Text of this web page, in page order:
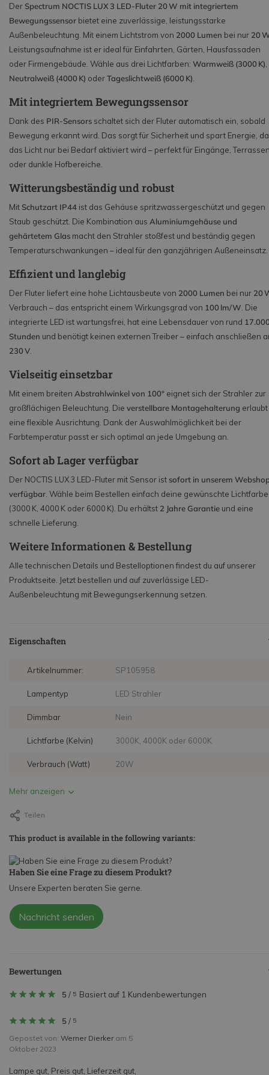
Der Spectrum NOCTIS LUX 3 LED-Fluter 20 W mit integriertem
Bewegungssensor bietet eine zuverlässige, leistungsstarke
Außenbeleuchtung. Mit einem Lichtstrom von 2000 Lumen bei nur 20
Leistungsaufnahme ist er ideal für Einfahrten, Gärten, Hausfassaden
oder Firmengebäude. Wähle aus drei Lichtfarben: Warmweiß (3000 K),
Neutralweiß (4000 K) oderTageslichtweiß (6000 K).
Mit integriertem Bewegungssensor
Dank des PIR-Sensors schaltet sich der Fluter automatisch ein, sobald
Bewegung erkannt wird. Das sorgt für Sicherheit und spart Energie, da
das Licht nur bei Bedarf aktiviert wird – perfekt für Eingänge,
oder dunkle Hofbereiche.
Witterungsbeständig und robust
Mit Schutzart IP44 ist das Gehäuse spritzwassergeschützt und gegen
Staub geschützt. Die Kombination aus Aluminiumgehäuse und
gehärtetem Glas macht den Strahler stoßfest und beständig gegen
Temperaturschwankungen – ideal für den ganzjährigen Außeneinsatz.
Effizient und langlebig
Der Fluter liefert eine hohe Lichtausbeute von 2000 Lumen bei nur 20
Verbrauch – das entspricht einem Wirkungsgrad von 100 lm/W. Die
integrierte LED ist wartungsfrei, hat eine Lebensdauer von rund
Stunden und benötigt keinen externen Treiber – einfach anschließen
230 V.
Vielseitig einsetzbar
Mit einem breiten Abstrahlwinkel von 100° eignet sich der Strahler zur
großflächigen Beleuchtung. Die verstellbare Montagehalterung erlaubt
eine flexible Ausrichtung. Dank der Auswahlmöglichkeit bei der
Farbtemperatur passt er sich optimal an jede Umgebung an.
Sofort ab Lager verfügbar
Der NOCTIS LUX 3 LED-Fluter mit Sensor ist sofort in unserem
verfügbar. Wähle beim Bestellen einfach deine gewünschte Lichtfarbe
(3000 K, 4000 K oder 6000 K). Du erhältst 2 Jahre Garantie und eine
schnelle Lieferung.
Weitere Informationen & Bestellung
Alle technischen Details und Bestelloptionen findest du auf unserer
Produktseite. Jetzt bestellen und auf zuverlässige LED-
Außenbeleuchtung mit Bewegungserkennung setzen.
Eigenschaften
Artikelnummer: SP105958
Lampentyp LED Strahler
Dimmbar Nein
Lichtfarbe (Kelvin) 3000K, 4000K oder 6000K
Verbrauch (Watt) 20W
Mehr anzeigen
Teilen
This product is available in the following variants:
Haben Sie eine Frage zu diesem Produkt?
Unsere Experten beraten Sie gerne.
Nachricht senden
Bewertungen
5/ 5 Basiert auf 1 Kundenbewertungen
5/ 5
Gepostet von: Werner Dierkeram 5
Oktober 2023
Lampe gut, Preis gut, Lieferzeit gut,